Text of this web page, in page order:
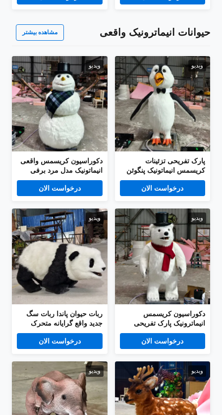
حیوانات انیماترونیک واقعی مشاهده بیشتر
ویدیو
پارک تفریحی تزئینات
کریسمس انیماتونیک پنگوئن
کارتون خواننده برای فروش
درخواست الان
ویدیو
دکوراسیون کریسمس واقعی
انیماتونیک مدل مرد برفی
کارتون خواننده
درخواست الان
ویدیو
دکوراسیون کریسمس
انیماترونیک پارک تفریحی
مدل خرس قطبی کارتونی
آوازخواندرخواست الان
ویدیو
ربات حیوان پاندا ربات سگ
جدید واقع گرایانه متحرک
کنترل از راه دور راه رفتن
درخواست الان
ویدیو ویدیو